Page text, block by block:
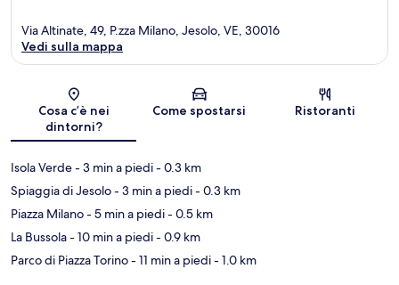
Mappa
Via Altinate, 49, P.zza Milano, Jesolo, VE, 30016
Vedi sulla mappa
Cosa c’è nei
dintorni?
Come spostarsi Ristoranti
Isola Verde- 3 min a piedi- 0.3 km
Spiaggia di Jesolo- 3 min a piedi- 0.3 km
Piazza Milano- 5 min a piedi- 0.5 km
La Bussola- 10 min a piedi- 0.9 km
Parco di Piazza Torino- 11 min a piedi- 1.0 km